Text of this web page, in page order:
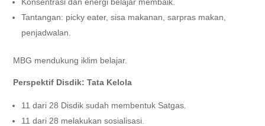
Tantangan: picky eater, sisa makanan, sarpras makan,
penjadwalan.
MBG mendukung iklim belajar.
Perspektif Disdik: Tata Kelola
11 dari 28 Disdik sudah membentuk Satgas.
11 dari 28 melakukan sosialisasi.